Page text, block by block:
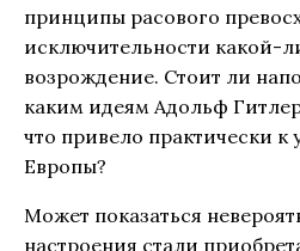
принципы расового
исключительности какой-
возрождение. Стоит ли
каким идеям Адольф
что привело практически
Европы?
Может показаться
настроения стали